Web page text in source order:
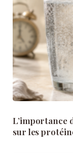
L’importance
sur les